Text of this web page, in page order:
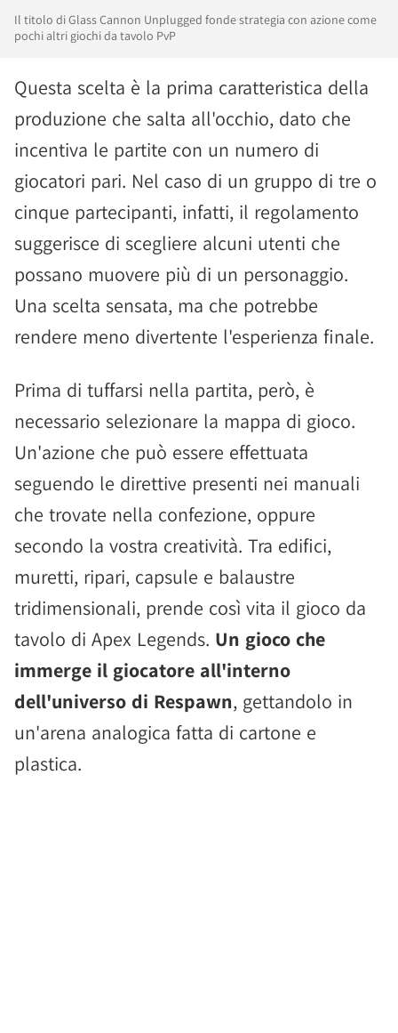
Il titolo di Glass Cannon Unplugged fonde strategia con azione come
pochi altri giochi da tavolo PvP
Questa scelta è la prima caratteristica della
produzione che salta all'occhio, dato che
incentiva le partite con un numero di
giocatori pari. Nel caso di un gruppo di tre o
cinque partecipanti, infatti, il regolamento
suggerisce di scegliere alcuni utenti che
possano muovere più di un personaggio.
Una scelta sensata, ma che potrebbe
rendere meno divertente l'esperienza finale.
Prima di tuffarsi nella partita, però, è
necessario selezionare la mappa di gioco.
Un'azione che può essere effettuata
seguendo le direttive presenti nei manuali
che trovate nella confezione, oppure
secondo la vostra creatività. Tra edifici,
muretti, ripari, capsule e balaustre
tridimensionali, prende così vita il gioco da
tavolo di Apex Legends. Un gioco che
immerge il giocatore all'interno
dell'universo di Respawn, gettandolo in
un'arena analogica fatta di cartone e
plastica.